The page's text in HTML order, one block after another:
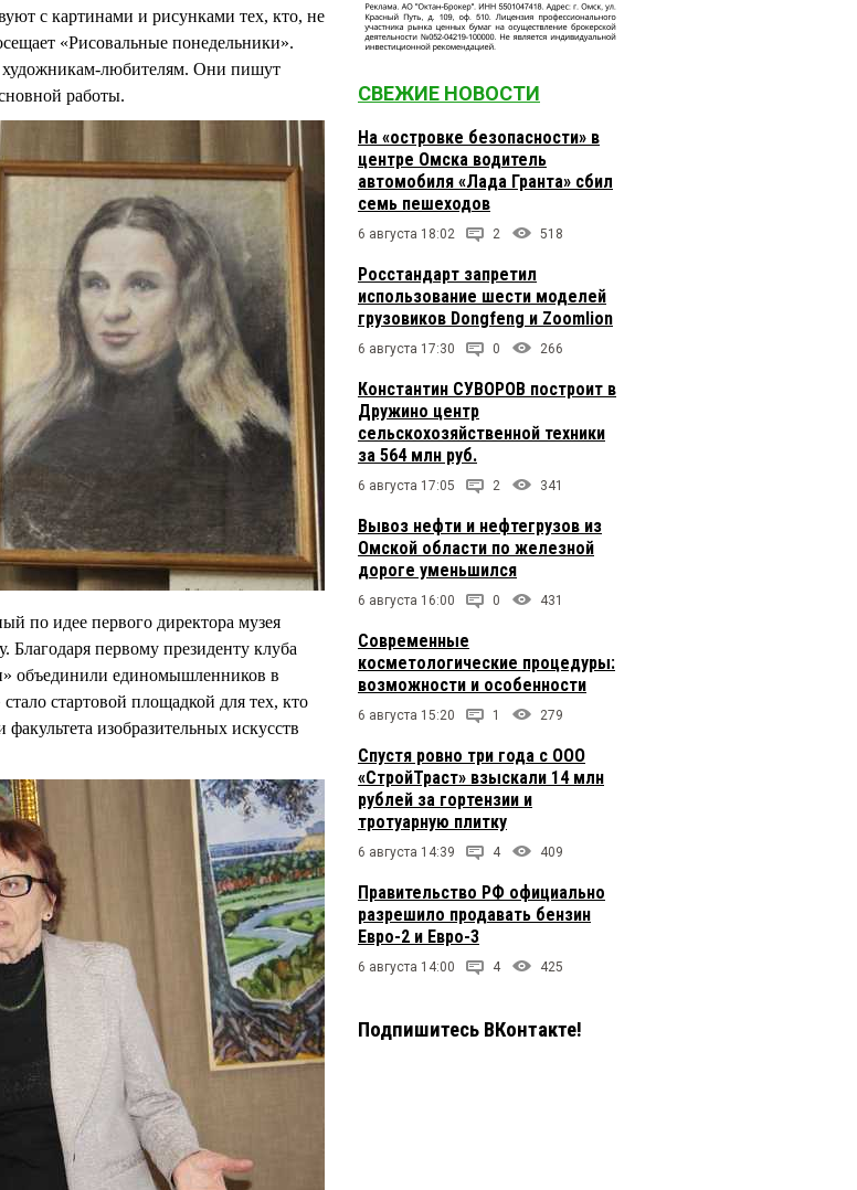
с картинами и рисунками тех, кто, не
«Рисовальные понедельники».
художникам-любителям. Они пишут
работы.
по идее первого директора музея
первому президенту клуба
объединили единомышленников в
стартовой площадкой для тех, кто
изобразительных искусств
СВЕЖИЕ НОВОСТИ
На «островке безопасности» в
центре Омска водитель
автомобиля «Лада Гранта» сбил
семь пешеходов
6 августа 18:02 2 518
Росстандарт запретил
использование шести моделей
грузовиков Dongfeng и Zoomlion
6 августа 17:30 0 266
Константин СУВОРОВ построит в
Дружино центр
сельскохозяйственной техники
за 564 млн руб.
6 августа 17:05 2 341
Вывоз нефти и нефтегрузов из
Омской области по железной
дороге уменьшился
6 августа 16:00 0 431
Современные
косметологические процедуры:
возможности и особенности
6 августа 15:20 1 279
Спустя ровно три года с ООО
«СтройТраст» взыскали 14 млн
рублей за гортензии и
тротуарную плитку
6 августа 14:39 4 409
Правительство РФ официально
разрешило продавать бензин
Евро-2 и Евро-3
6 августа 14:00 4 425
Подпишитесь ВКонтакте!